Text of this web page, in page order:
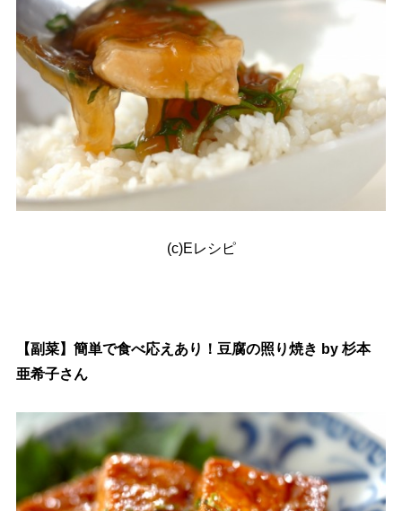
(c)Eレシピ
【副菜】簡単で食べ応えあり！豆腐の照り焼き by 杉本
亜希子さん